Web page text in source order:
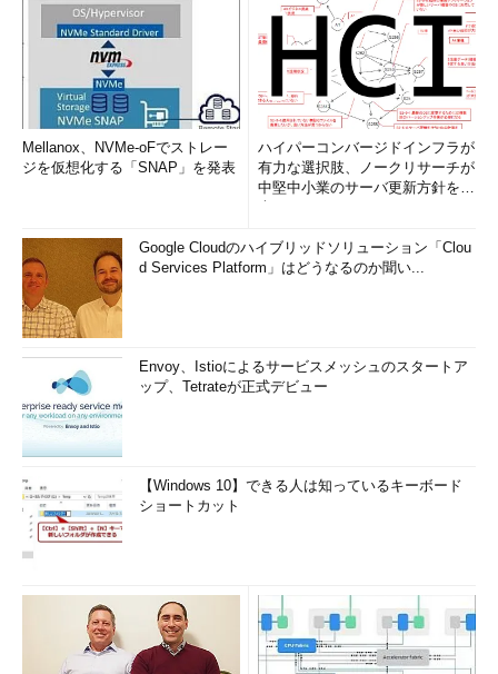
Mellanox、NVMe-oFでストレー
ジを仮想化する「SNAP」を発表
ハイパーコンバージドインフラが
有力な選択肢、ノークリサーチが
中堅中小業のサーバ更新方針を調
Google Cloudのハイブリッドソリューション「Clou
d Services Platform」はどうなるのか聞い...
Envoy、Istioによるサービスメッシュのスタートア
ップ、Tetrateが正式デビュー
【Windows 10】できる人は知っているキーボード
ショートカット